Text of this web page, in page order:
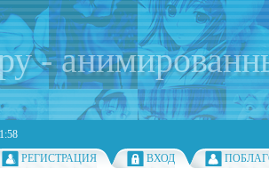
-
РЕГИСТРАЦИЯ ВХОД